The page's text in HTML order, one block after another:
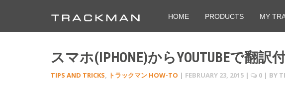
HOME PRODUCTS MY
スマホ(IPHONE)からYOUTUBEで翻訳
TIPS AND TRICKS, トラックマン HOW-TO | FEBRUARY 23, 2015 | 0 | BY